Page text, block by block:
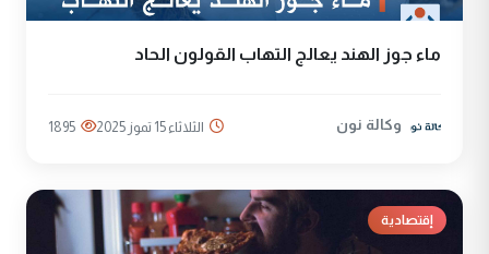
ماء جوز الهند يعالج التهاب القولون الحاد
وكالة نون الثلاثاء 15 تموز 2025 1895
إقتصادية